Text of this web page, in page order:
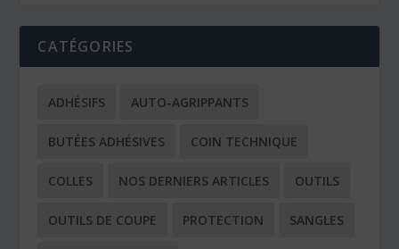
CATÉGORIES
ADHÉSIFS AUTO-AGRIPPANTS
BUTÉES ADHÉSIVES COIN TECHNIQUE
COLLES NOS DERNIERS ARTICLES OUTILS
OUTILS DE COUPE PROTECTION SANGLES